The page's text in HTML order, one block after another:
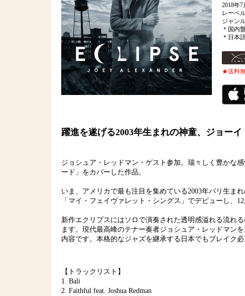
2018年
レーベ
ジャン
＊国内
＊日本
★送料
躍進を遂げる2003年生まれの神童、ジョー
ジョシュア・レッドマン・ゲスト参加。瑞々しく豊かな
ード」をカバーした作品。
いま、アメリカで最も注目を集めている2003年バリ生ま
「マイ・フェイヴァレット・シングス」でデビューし、
新作エクリプスにはソロで演奏された透明感溢れる流れ
ます。現代最高峰のテナー奏者ジョシュア・レッドマ
内容です。本格的なジャズを継承する日本でもブレイク
【トラックリスト】
1. Bali
2. Faithful feat. Joshua Redman